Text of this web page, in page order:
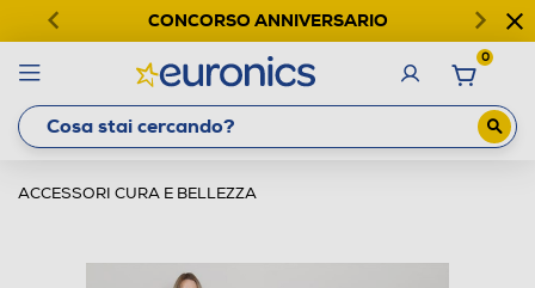
CONCORSO ANNIVERSARIO
0
ACCESSORI CURA E BELLEZZA